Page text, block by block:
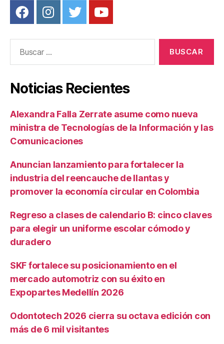
Noticias Recientes
Alexandra Falla Zerrate asume como nueva
ministra de Tecnologías de la Información y las
Comunicaciones
Anuncian lanzamiento para fortalecer la
industria del reencauche de llantas y
promover la economía circular en Colombia
Regreso a clases de calendario B: cinco claves
para elegir un uniforme escolar cómodo y
duradero
SKF fortalece su posicionamiento en el
mercado automotriz con su éxito en
Expopartes Medellín 2026
Odontotech 2026 cierra su octava edición con
más de 6 mil visitantes